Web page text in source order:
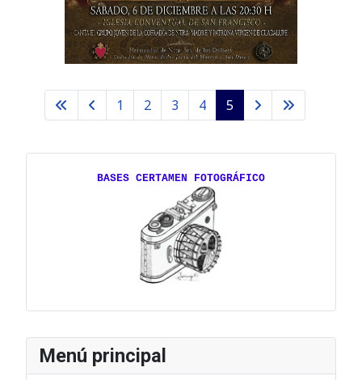
Menú principal
1 2 3 4 5
BASES CERTAMEN FOTOGRÁFICO